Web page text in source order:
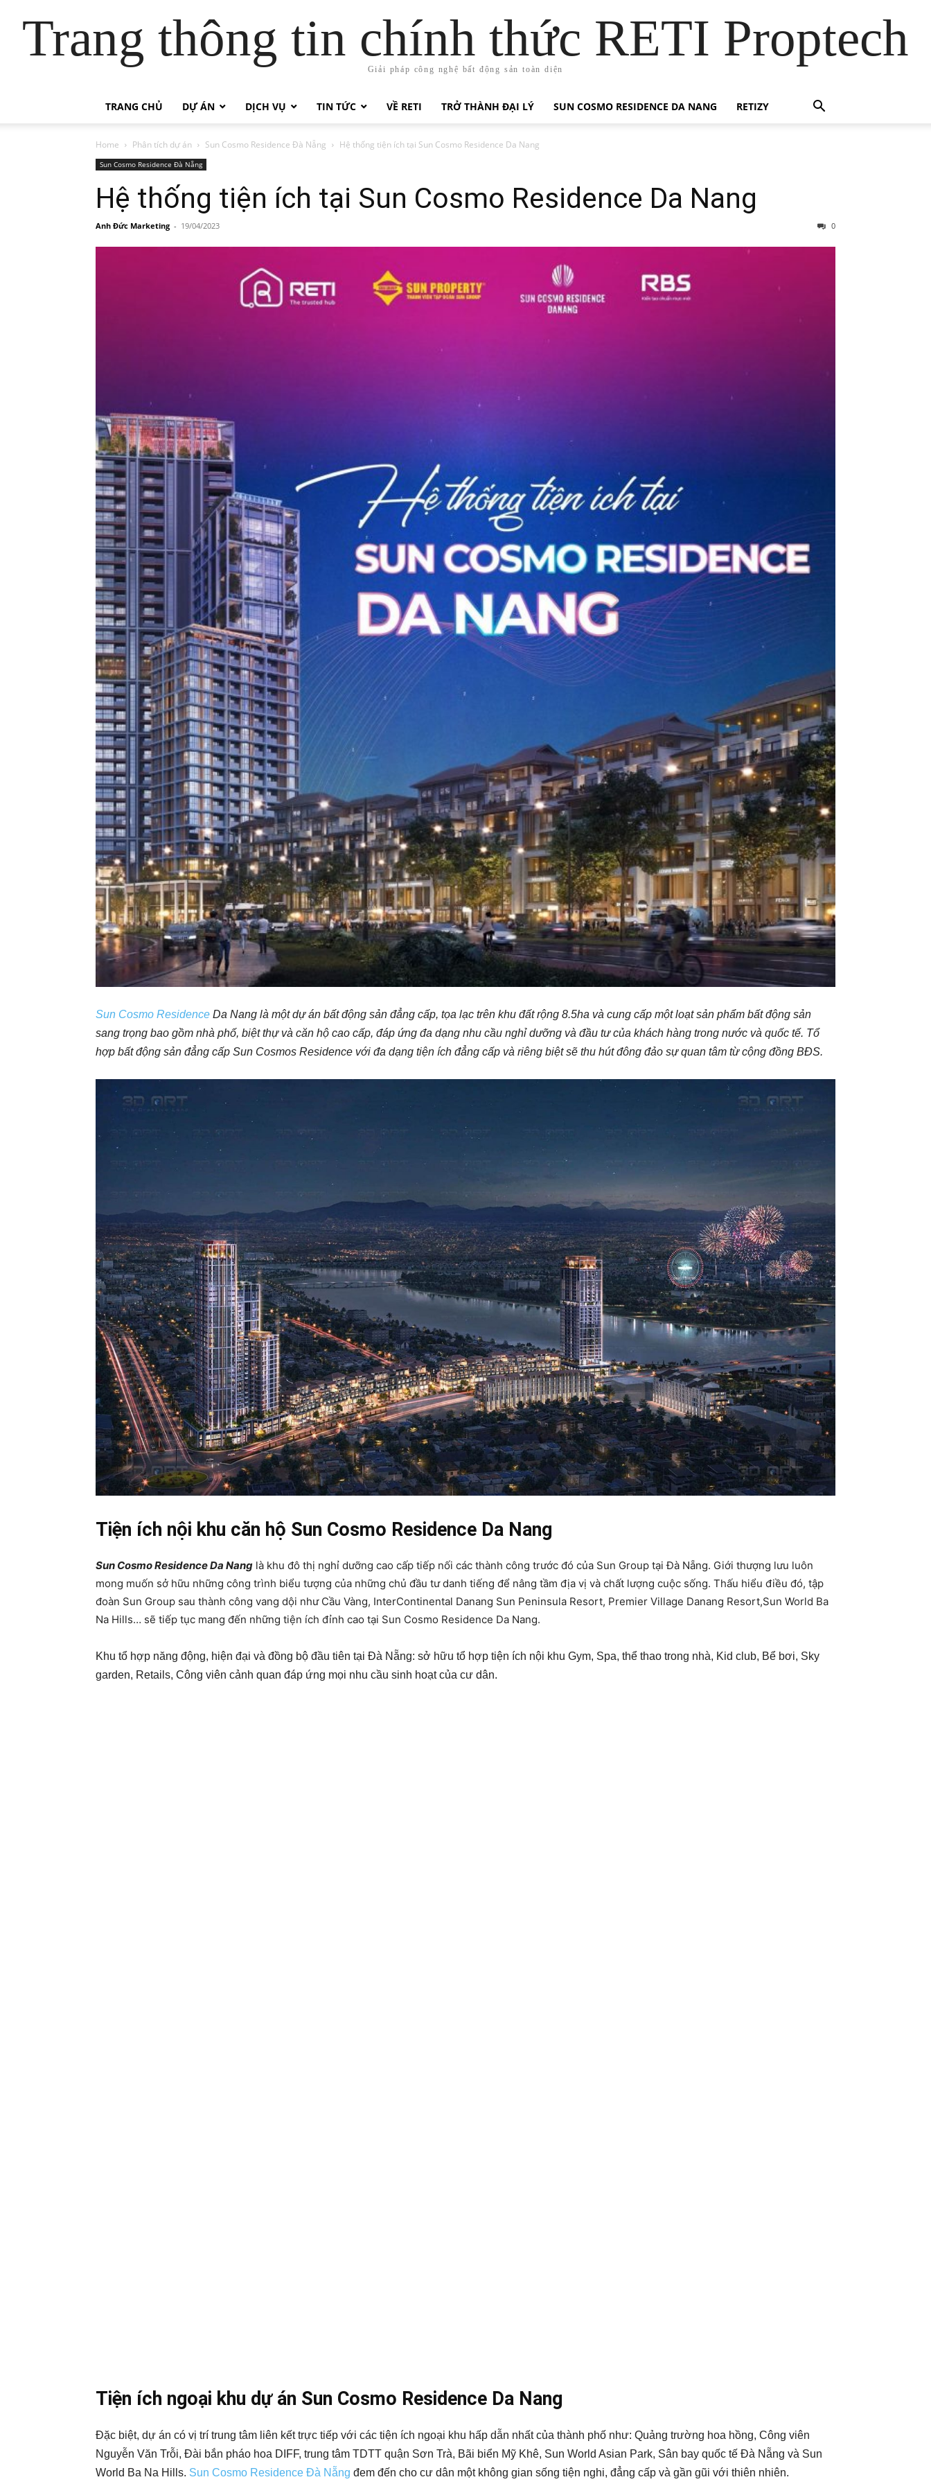
Trang thông tin chính thức RETI Proptech
Giải pháp công nghệ bất động sản toàn diện
TRANG CHỦ DỰ ÁN DỊCH VỤ TIN TỨC VỀ RETI TRỞ THÀNH ĐẠI LÝ SUN COSMO RESIDENCE DA NANG RETIZY
Home Phân tích dự án Sun Cosmo Residence Đà Nẵng Hệ thống tiện ích tại Sun Cosmo Residence Da Nang
Sun Cosmo Residence Đà Nẵng
Hệ thống tiện ích tại Sun Cosmo Residence Da Nang
Anh Đức Marketing - 19/04/2023 0
Sun Cosmo Residence Da Nang là một dự án bất động sản đẳng cấp, tọa lạc trên khu đất rộng 8.5ha và cung cấp một loạt sản phẩm bất động sản
sang trọng bao gồm nhà phố, biệt thự và căn hộ cao cấp, đáp ứng đa dạng nhu cầu nghỉ dưỡng và đầu tư của khách hàng trong nước và quốc tế. Tổ
hợp bất động sản đẳng cấp Sun Cosmos Residence với đa dạng tiện ích đẳng cấp và riêng biệt sẽ thu hút đông đảo sự quan tâm từ cộng đồng BĐS.
Tiện ích nội khu căn hộ Sun Cosmo Residence Da Nang
Sun Cosmo Residence Da Nang là khu đô thị nghỉ dưỡng cao cấp tiếp nối các thành công trước đó của Sun Group tại Đà Nẵng. Giới thượng lưu luôn
mong muốn sở hữu những công trình biểu tượng của những chủ đầu tư danh tiếng để nâng tầm địa vị và chất lượng cuộc sống. Thấu hiểu điều đó, tập
đoàn Sun Group sau thành công vang dội như Cầu Vàng, InterContinental Danang Sun Peninsula Resort, Premier Village Danang Resort,Sun World Ba
Na Hills… sẽ tiếp tục mang đến những tiện ích đỉnh cao tại Sun Cosmo Residence Da Nang.
Khu tổ hợp năng động, hiện đại và đồng bộ đầu tiên tại Đà Nẵng: sở hữu tổ hợp tiện ích nội khu Gym, Spa, thể thao trong nhà, Kid club, Bể bơi, Sky
garden, Retails, Công viên cảnh quan đáp ứng mọi nhu cầu sinh hoạt của cư dân.
Tiện ích ngoại khu dự án Sun Cosmo Residence Da Nang
Đặc biệt, dự án có vị trí trung tâm liên kết trực tiếp với các tiện ích ngoại khu hấp dẫn nhất của thành phố như: Quảng trường hoa hồng, Công viên
Nguyễn Văn Trỗi, Đài bắn pháo hoa DIFF, trung tâm TDTT quận Sơn Trà, Bãi biển Mỹ Khê, Sun World Asian Park, Sân bay quốc tế Đà Nẵng và Sun
World Ba Na Hills. Sun Cosmo Residence Đà Nẵng đem đến cho cư dân một không gian sống tiện nghi, đẳng cấp và gần gũi với thiên nhiên.